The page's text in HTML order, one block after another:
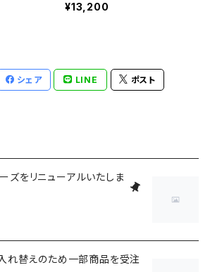
¥13,200
シェア LINE ポスト
ズをリニューアルいたしま
入れ替えのため一部商品を受注